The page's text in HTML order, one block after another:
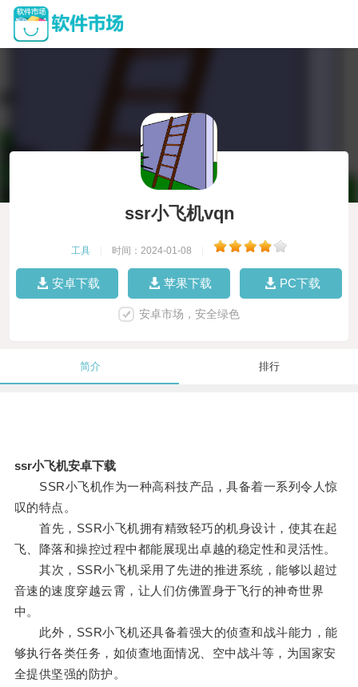
ssr小飞机vqn
工具 时间：2024-01-08
安卓下载 苹果下载 PC下载
安卓市场，安全绿色
简介 排行
ssr小飞机安卓下载
SSR小飞机作为一种高科技产品，具备着一系列令人惊
叹的特点。
首先，SSR小飞机拥有精致轻巧的机身设计，使其在起
飞、降落和操控过程中都能展现出卓越的稳定性和灵活性。
其次，SSR小飞机采用了先进的推进系统，能够以超过
音速的速度穿越云霄，让人们仿佛置身于飞行的神奇世界
中。
此外，SSR小飞机还具备着强大的侦查和战斗能力，能
够执行各类任务，如侦查地面情况、空中战斗等，为国家安
全提供坚强的防护。